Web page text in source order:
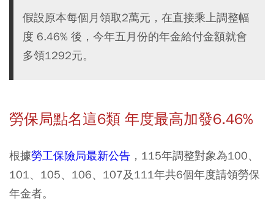
假設原本每個月領取2萬元，在直接乘上調整幅
度 6.46% 後，今年五月份的年金給付金額就會
多領1292元。
勞保局點名這6類 年度最高加發6.46%
根據勞工保險局最新公告 ，115年調整對象為100、
101、105、106、107及111年共6個年度請領勞保
年金者。